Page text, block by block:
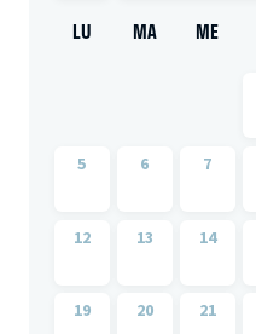
LU MA ME
5 6 7
12 13 14
19 20 21